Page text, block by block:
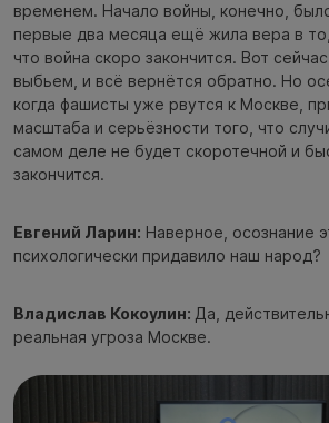
временем. Начало войны, конечно,
первые два месяца ещё жила вера в то,
что война скоро закончится. Вот
выбьем, и всё вернётся обратно. Но
когда фашисты уже рвутся к Москве,
масштаба и серьёзности того, что
самом деле не будет скоротечной и
закончится.
Евгений Ларин: Наверное, осознание
психологически придавило наш народ?
Владислав Кокоулин: Да,
реальная угроза Москве.